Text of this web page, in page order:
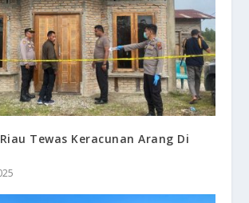
Tewas Keracunan Arang Di